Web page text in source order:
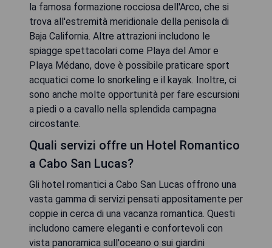
la famosa formazione rocciosa dell'Arco, che si
trova all'estremità meridionale della penisola di
Baja California. Altre attrazioni includono le
spiagge spettacolari come Playa del Amor e
Playa Médano, dove è possibile praticare sport
acquatici come lo snorkeling e il kayak. Inoltre, ci
sono anche molte opportunità per fare escursioni
a piedi o a cavallo nella splendida campagna
circostante.
Quali servizi offre un Hotel Romantico
a Cabo San Lucas?
Gli hotel romantici a Cabo San Lucas offrono una
vasta gamma di servizi pensati appositamente per
coppie in cerca di una vacanza romantica. Questi
includono camere eleganti e confortevoli con
vista panoramica sull'oceano o sui giardini